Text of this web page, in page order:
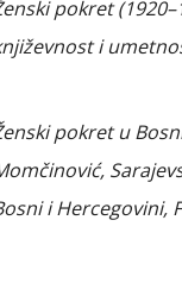
pokret
i
pokret u
i Hercegovini,